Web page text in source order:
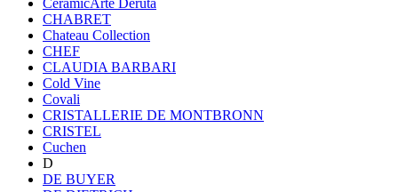
CHABRET
Chateau Collection
CHEF
CLAUDIA BARBARI
Cold Vine
Covali
CRISTALLERIE DE MONTBRONN
CRISTEL
Cuchen
D
DE BUYER